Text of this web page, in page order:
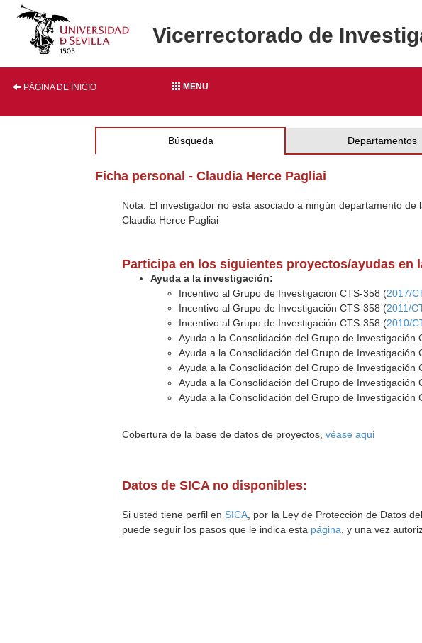
Vicerrectorado de
PÁGINA DE INICIO MENU
Búsqueda Departamentos
Ficha personal - Claudia Herce Pagliai
Nota: El investigador no está asociado a ningún departamento
Claudia Herce Pagliai
Participa en los siguientes proyectos/ayudas en
Ayuda a la investigación:
Incentivo al Grupo de Investigación CTS-358 (2017/
Incentivo al Grupo de Investigación CTS-358 (2011/
Incentivo al Grupo de Investigación CTS-358 (2010/
Ayuda a la Consolidación del Grupo de Investigación
Ayuda a la Consolidación del Grupo de Investigación
Ayuda a la Consolidación del Grupo de Investigación
Ayuda a la Consolidación del Grupo de Investigación
Ayuda a la Consolidación del Grupo de Investigación
Cobertura de la base de datos de proyectos,véase aqui
Datos de SICA no disponibles:
Si usted tiene perfil en SICA , por la Ley de Protección de Datos
puede seguir los pasos que le indica esta página , y una vez